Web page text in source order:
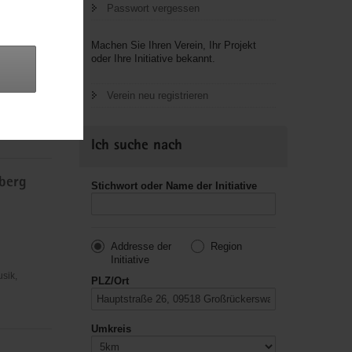
Passwort vergessen
Machen Sie Ihren Verein, Ihr Projekt
oder Ihre Initiative bekannt.
Verein neu registrieren
Ich suche nach
Stichwort oder Name der Initiative
Addresse der
Initiative
Region
PLZ/Ort
Umkreis